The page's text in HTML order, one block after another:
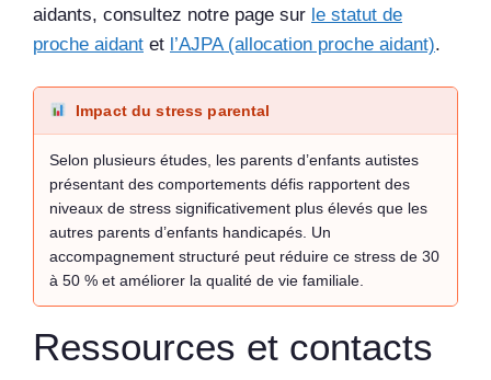
aidants, consultez notre page sur le statut de
proche aidant et l’AJPA (allocation proche aidant).
Impact du stress parental
Selon plusieurs études, les parents d’enfants autistes
présentant des comportements défis rapportent des
niveaux de stress significativement plus élevés que les
autres parents d’enfants handicapés. Un
accompagnement structuré peut réduire ce stress de 30
à 50 % et améliorer la qualité de vie familiale.
Ressources et contacts